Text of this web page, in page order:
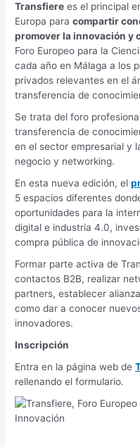
Transfiere es el principal
Europa paracompartir
promover la innovación y
Foro Europeo para la
cada año en Málaga a los
privados relevantes en el
transferencia de
Se trata del foro
transferencia de
en el sector empresarial y
negocio y networking.
En esta nueva edición, el
5 espacios diferentes
oportunidades para la
digital e industria 4.0,
compra pública de
Formar parte activa de
contactos B2B, realizar
partners, establecer
como dar a conocer
innovadores.
Inscripción
Entra en la página web de
rellenando el formulario.